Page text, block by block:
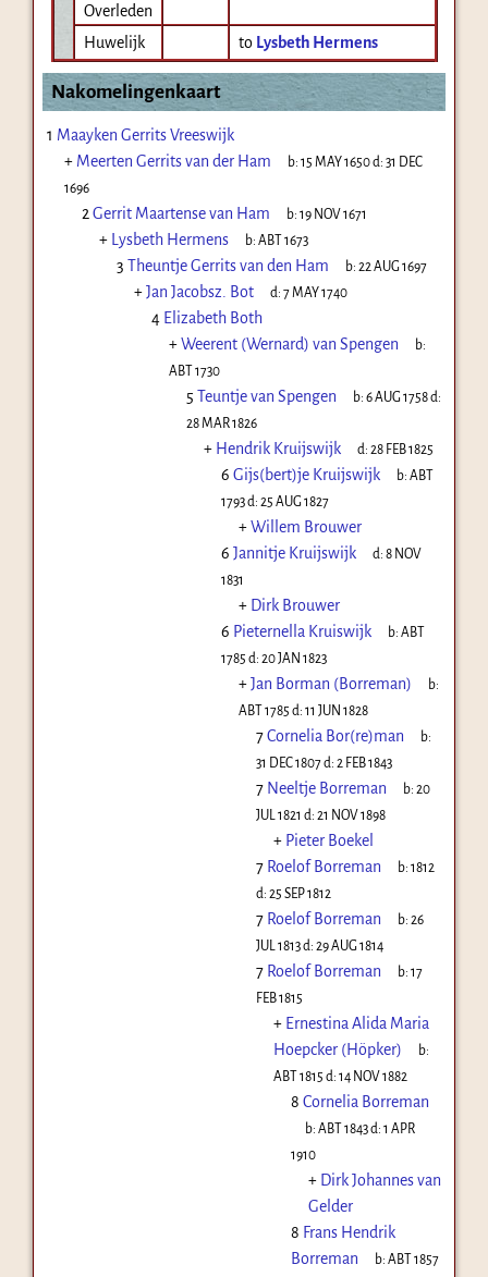
Overleden
Huwelijk
to Lysbeth Hermens
Nakomelingenkaart
1 Maayken Gerrits Vreeswijk
+ Meerten Gerrits van der Ham b:15 MAY 1650d:31 DEC
1696
2 Gerrit Maartense van Ham b:19 NOV 1671
+ Lysbeth Hermens b:ABT 1673
3 Theuntje Gerrits van den Ham b:22 AUG 1697
+Jan Jacobsz. Bot d:7 MAY 1740
4 Elizabeth Both
+Weerent (Wernard) van Spengen
b:
ABT 1730
5 Teuntje van Spengen b:6 AUG 1758d:
28 MAR 1826
+ Hendrik Kruijswijk d:28 FEB 1825
6 Gijs(bert)je Kruijswijk b:ABT
1793d: 25 AUG 1827
+Willem Brouwer
6 Jannitje Kruijswijk d:8 NOV
1831
+ Dirk Brouwer
6 Pieternella Kruiswijk b:ABT
1785 d: 20 JAN 1823
+Jan Borman (Borreman)
b:
ABT 1785 d: 11 JUN 1828
7Cornelia Bor(re)man
b:
31 DEC 1807d: 2 FEB 1843
7 Neeltje Borreman b:20
JUL 1821 d: 21 NOV 1898
+ Pieter Boekel
7 Roelof Borreman b:1812
d: 25 SEP 1812
7 Roelof Borreman b:26
JUL 1813d: 29 AUG 1814
7 Roelof Borreman b:17
FEB 1815
+ Ernestina Alida Maria
Hoepcker (Höpker)
b:
ABT 1815 d: 14 NOV 1882
8 Cornelia Borreman
b:ABT 1843d:1 APR
1910
+ Dirk Johannes van
Gelder
8 Frans Hendrik
Borreman
b:ABT 1857